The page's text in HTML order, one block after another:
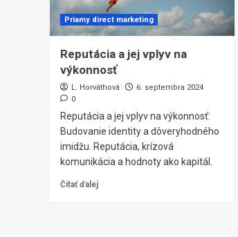
Priamy direct marketing
Reputácia a jej vplyv na
výkonnosť
L. Horváthová
6. septembra 2024
0
Reputácia a jej vplyv na výkonnosť:
Budovanie identity a dôveryhodného
imidžu. Reputácia, krízová
komunikácia a hodnoty ako kapitál.
Čítať ďalej